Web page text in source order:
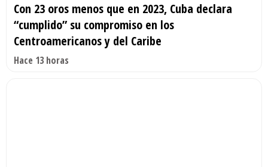
Con 23 oros menos que en 2023, Cuba declara
“cumplido” su compromiso en los
Centroamericanos y del Caribe
Hace 13 horas